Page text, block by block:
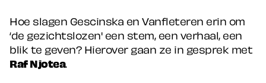
Hoe slagen Gescinska en Vanfleteren erin om
‘de gezichtslozen' een stem, een verhaal, een
blik te geven? Hierover gaan ze in gesprek met
Raf Njotea.